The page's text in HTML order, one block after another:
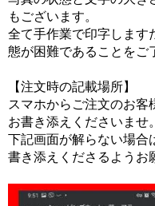
もございます。
全て手作業で印字します
態が困難であることをご
【注文時の記載場所】
スマホからご注文のお客
お書き添えくださいませ。
下記画面が解らない場合
書き添えくださるようお